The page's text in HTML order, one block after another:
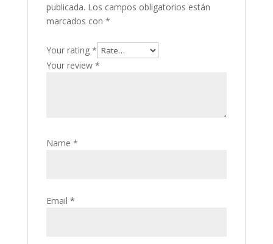
publicada. Los campos obligatorios están
marcados con *
Your rating *
Your review *
Name *
Email *